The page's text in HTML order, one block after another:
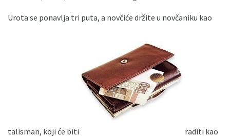
Urota se ponavlja tri puta, a novčiće držite u novčaniku kao
talisman, koji će biti
raditi kao